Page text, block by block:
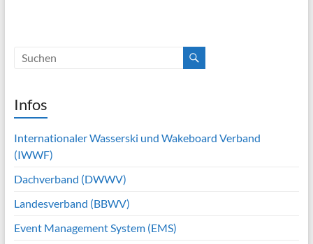
Infos
Internationaler Wasserski und Wakeboard Verband
(IWWF)
Dachverband (DWWV)
Landesverband (BBWV)
Event Management System (EMS)